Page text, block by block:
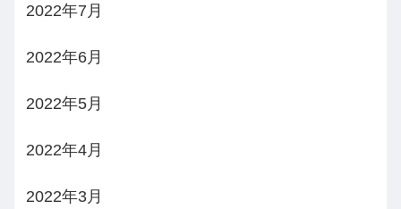
2022年7月
2022年6月
2022年5月
2022年4月
2022年3月